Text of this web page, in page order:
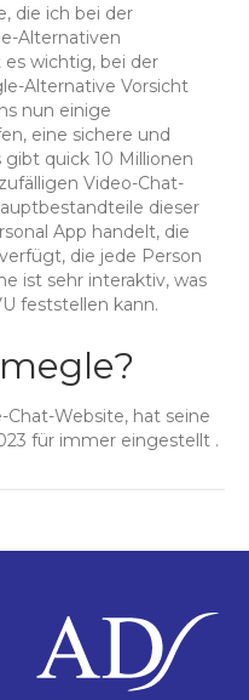
die ich bei der
Alternativen
wichtig, bei der
Alternative Vorsicht
nun einige
eine sichere und
quick 10 Millionen
Video-Chat-
dieser
App handelt, die
die jede Person
ist sehr interaktiv, was
feststellen kann.
Website, hat seine
für immer eingestellt .